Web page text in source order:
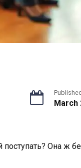
March
Она ж